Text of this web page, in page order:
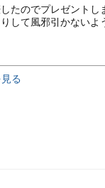
たのでプレゼントし
して風邪引かないよ
る